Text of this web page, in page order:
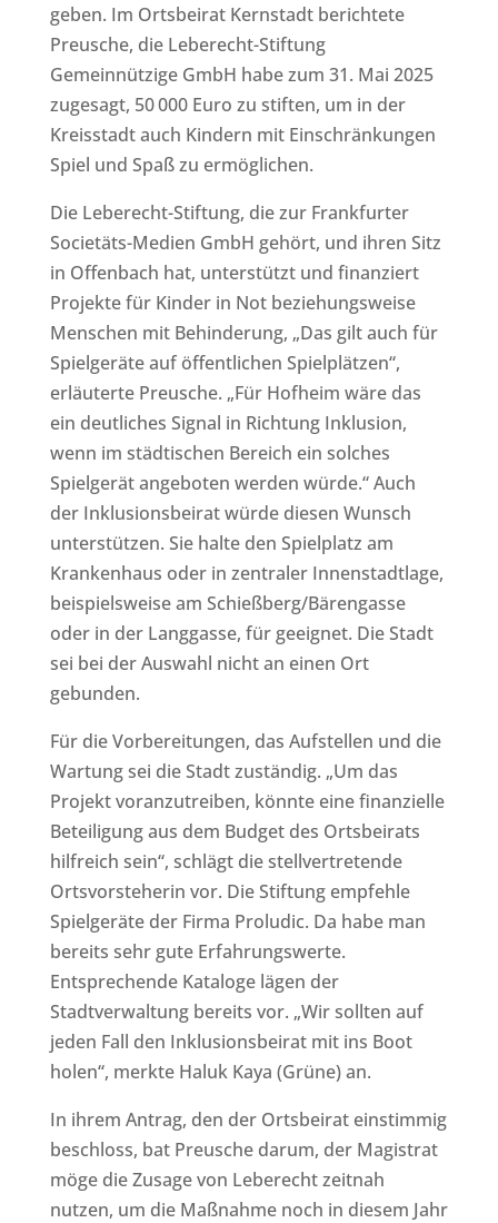
geben. Im Ortsbeirat Kernstadt berichtete
Preusche, die Leberecht-Stiftung
Gemeinnützige GmbH habe zum 31. Mai 2025
zugesagt, 50 000 Euro zu stiften, um in der
Kreisstadt auch Kindern mit Einschränkungen
Spiel und Spaß zu ermöglichen.
Die Leberecht-Stiftung, die zur Frankfurter
Societäts-Medien GmbH gehört, und ihren Sitz
in Offenbach hat, unterstützt und finanziert
Projekte für Kinder in Not beziehungsweise
Menschen mit Behinderung, „Das gilt auch für
Spielgeräte auf öffentlichen Spielplätzen“,
erläuterte Preusche. „Für Hofheim wäre das
ein deutliches Signal in Richtung Inklusion,
wenn im städtischen Bereich ein solches
Spielgerät angeboten werden würde.“ Auch
der Inklusionsbeirat würde diesen Wunsch
unterstützen. Sie halte den Spielplatz am
Krankenhaus oder in zentraler Innenstadtlage,
beispielsweise am Schießberg/Bärengasse
oder in der Langgasse, für geeignet. Die Stadt
sei bei der Auswahl nicht an einen Ort
gebunden.
Für die Vorbereitungen, das Aufstellen und die
Wartung sei die Stadt zuständig. „Um das
Projekt voranzutreiben, könnte eine finanzielle
Beteiligung aus dem Budget des Ortsbeirats
hilfreich sein“, schlägt die stellvertretende
Ortsvorsteherin vor. Die Stiftung empfehle
Spielgeräte der Firma Proludic. Da habe man
bereits sehr gute Erfahrungswerte.
Entsprechende Kataloge lägen der
Stadtverwaltung bereits vor. „Wir sollten auf
jeden Fall den Inklusionsbeirat mit ins Boot
holen“, merkte Haluk Kaya (Grüne) an.
In ihrem Antrag, den der Ortsbeirat einstimmig
beschloss, bat Preusche darum, der Magistrat
möge die Zusage von Leberecht zeitnah
nutzen, um die Maßnahme noch in diesem Jahr